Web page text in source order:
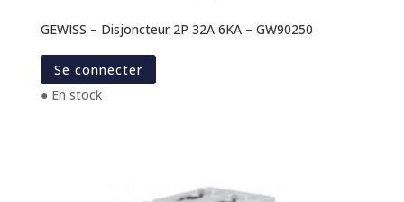
GEWISS – Disjoncteur 2P 32A 6KA – GW90250
Se connecter
● En stock